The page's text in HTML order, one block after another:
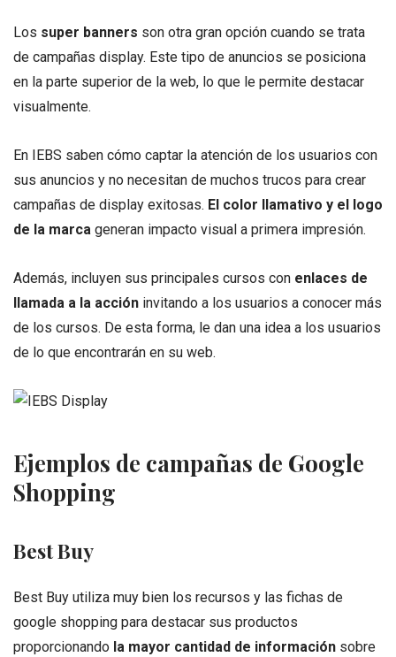
Los super banners son otra gran opción cuando se trata
de campañas display. Este tipo de anuncios se posiciona
en la parte superior de la web, lo que le permite destacar
visualmente.
En IEBS saben cómo captar la atención de los usuarios con
sus anuncios y no necesitan de muchos trucos para crear
campañas de display exitosas. El color llamativo y el logo
de la marca generan impacto visual a primera impresión.
Además, incluyen sus principales cursos con enlaces de
llamada a la acción invitando a los usuarios a conocer más
de los cursos. De esta forma, le dan una idea a los usuarios
de lo que encontrarán en su web.
Ejemplos de campañas de Google
Shopping
Best Buy
Best Buy utiliza muy bien los recursos y las fichas de
google shopping para destacar sus productos
proporcionando la mayor cantidad de información sobre